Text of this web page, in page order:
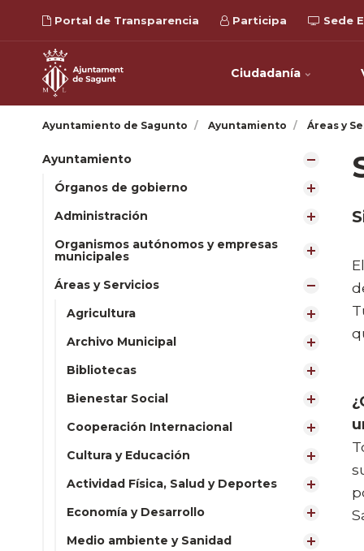
Portal de Transparencia Participa Sede
Ciudadanía
Ayuntamiento de Sagunto Ayuntamiento Áreas y
Ayuntamiento
Órganos de gobierno
Administración
Organismos autónomos y empresas
municipales
Áreas y Servicios
Agricultura
Archivo Municipal
Bibliotecas
Bienestar Social
Cooperación Internacional
Cultura y Educación
Actividad Física, Salud y Deportes
Economía y Desarrollo
Medio ambiente y Sanidad